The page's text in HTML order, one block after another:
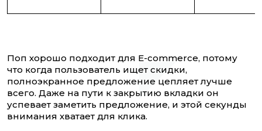
Поп хорошо подходит для E-commerce, потому
что когда пользователь ищет скидки,
полноэкранное предложение цепляет лучше
всего. Даже на пути к закрытию вкладки он
успевает заметить предложение, и этой секунды
внимания хватает для клика.